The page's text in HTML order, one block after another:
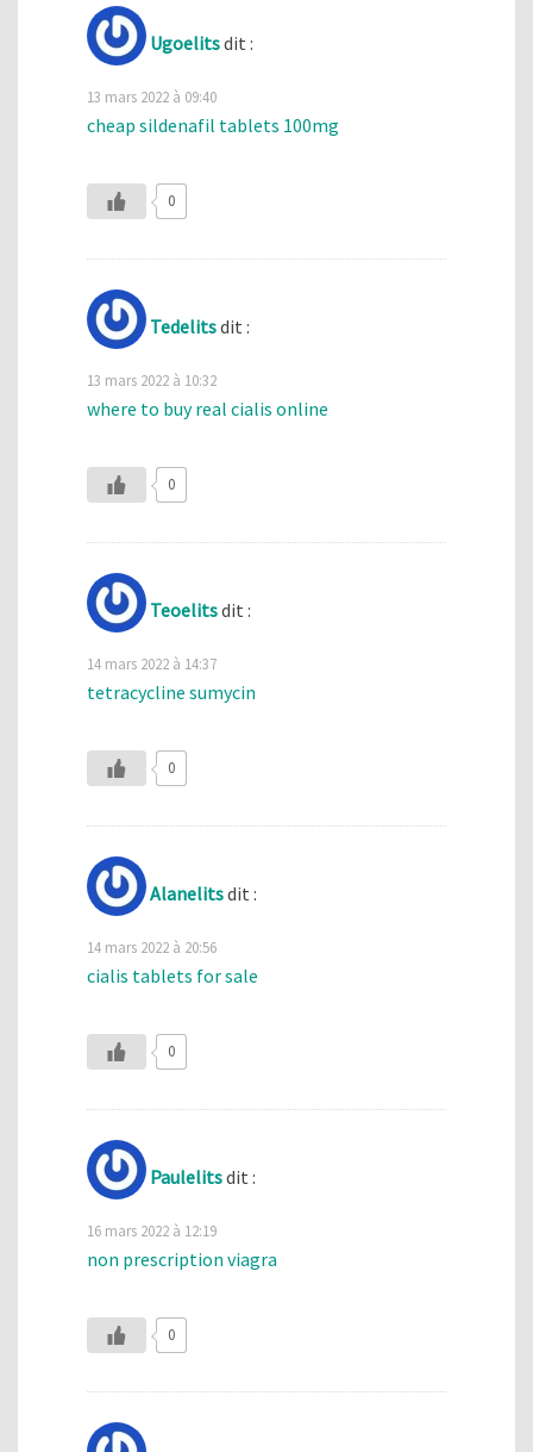
Ugoelitsdit :
13 mars 2022 à 09:40
cheap sildenafil tablets 100mg
0
Tedelitsdit :
13 mars 2022 à 10:32
where to buy real cialis online
0
Teoelitsdit :
14 mars 2022 à 14:37
tetracycline sumycin
0
Alanelitsdit :
14 mars 2022 à 20:56
cialis tablets for sale
0
Paulelitsdit :
16 mars 2022 à 12:19
non prescription viagra
0